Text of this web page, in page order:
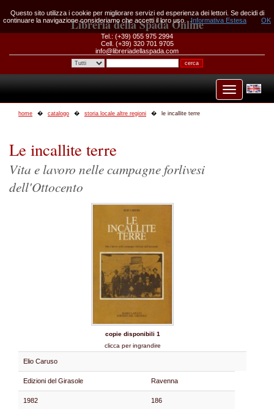
Libreria della Spada Online
Tel.: (+39) 055 975 2994
Cell. (+39) 320 701 9705
info@libreriadellaspada.com
home catalogo storia locale altre regioni le incallite terre
Le incallite terre
Vita e lavoro nelle campagne forlivesi
dell'Ottocento
copie disponibili 1
clicca per ingrandire
Elio Caruso
Edizioni del Girasole Ravenna
1982 186
Questo sito utilizza i cookie per migliorare servizi ed esperienza dei lettori. Se decidi di
continuare la navigazione consideriamo che accetti il loro uso.
Informativa Estesa OK